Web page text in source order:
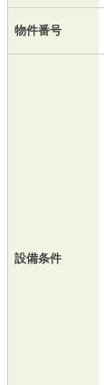
物件番号
設備条件